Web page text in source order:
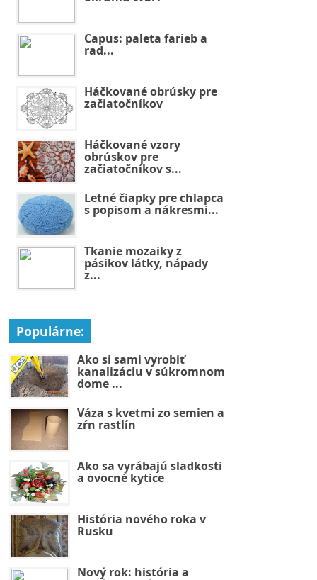
Capus: paleta farieb a
rad...
Háčkované obrúsky pre
začiatočníkov
Háčkované vzory
obrúskov pre
začiatočníkov s...
Letné čiapky pre chlapca
s popisom a nákresmi...
Tkanie mozaiky z
pásikov látky, nápady
z...
Populárne:
Ako si sami vyrobiť
kanalizáciu v súkromnom
dome ...
Váza s kvetmi zo semien a
zŕn rastlín
Ako sa vyrábajú sladkosti
a ovocné kytice
História nového roka v
Rusku
Nový rok: história a